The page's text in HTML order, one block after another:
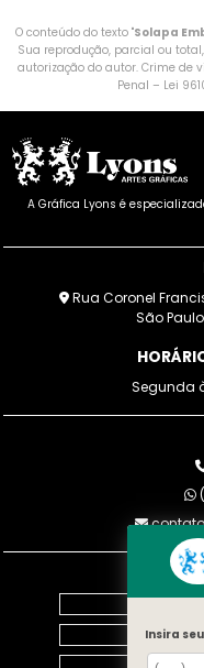
O conteúdo do texto "Solapa
Sua reprodução, parcial ou
autorização do autor. Crime de
Penal – Lei
A Gráfica Lyons é
Rua Coronel
São
Segunda
Insira